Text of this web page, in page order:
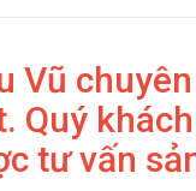
Vũ
Quý
tư vấn